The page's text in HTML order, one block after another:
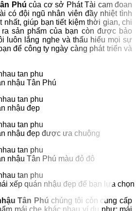
Phú của cơ sở Phát Tài cam đoan
có đội ngũ nhân viên đầy nhiệt tình
nhất, giúp bạn tiết kiệm thời gian, chi
sản phẩm của bạn còn được bảo
luôn lắng nghe và thấu hiểu mọi sự
để công ty ngày càng phát triển và
nhậu Tân Phú
nhậu đẹp
nhậu đẹp được ưa chuộng
nhậu Tân Phú màu đỏ đô
xếp quán nhậu đẹp để bạn lựa chọn
Tân Phúchúng tôi còn cung cấp